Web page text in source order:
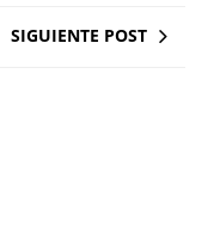
SIGUIENTE POST